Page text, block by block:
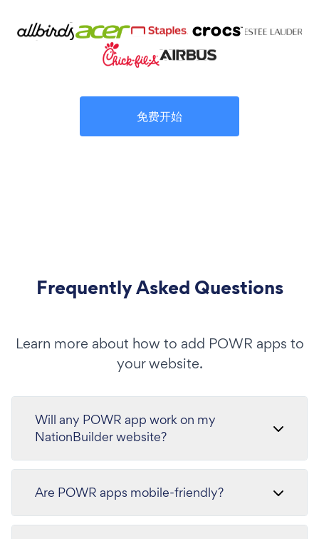
免费开始
Frequently Asked Questions
Learn more about how to add POWR apps to
your website.
Will any POWR app work on my
NationBuilder website?
Are POWR apps mobile-friendly?